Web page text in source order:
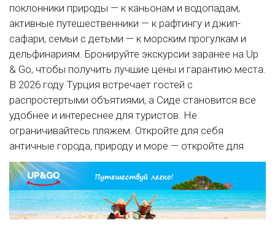
поклонники природы — к каньонам и водопадам,
активные путешественники — к рафтингу и джип-
сафари, семьи с детьми — к морским прогулкам и
дельфинариям. Бронируйте экскурсии заранее на Up
& Go, чтобы получить лучшие цены и гарантию места.
В 2026 году Турция встречает гостей с
распростертыми объятиями, а Сиде становится все
удобнее и интереснее для туристов. Не
ограничивайтесь пляжем. Откройте для себя
античные города, природу и море — откройте для